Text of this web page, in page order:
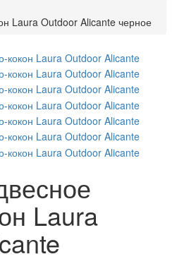
Laura Outdoor Alicante черное
Laura